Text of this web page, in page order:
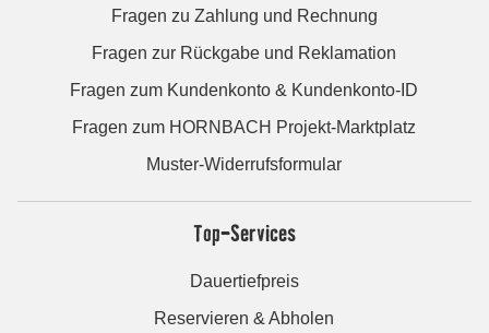
Fragen zu Zahlung und Rechnung
Fragen zur Rückgabe und Reklamation
Fragen zum Kundenkonto & Kundenkonto-ID
Fragen zum HORNBACH Projekt-Marktplatz
Muster-Widerrufsformular
Top-Services
Dauertiefpreis
Reservieren & Abholen